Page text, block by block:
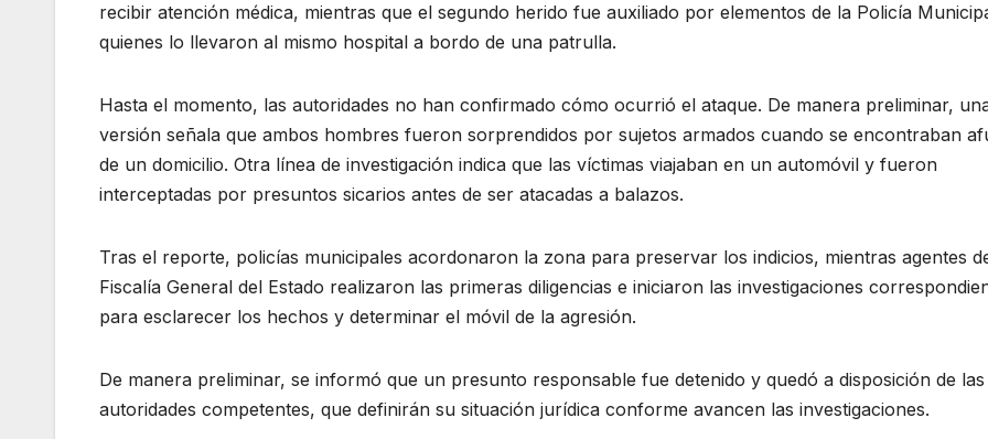
recibir atención médica, mientras que el segundo herido fue auxiliado por elementos de la Policía
quienes lo llevaron al mismo hospital a bordo de una patrulla.
Hasta el momento, las autoridades no han confirmado cómo ocurrió el ataque. De manera preliminar,
versión señala que ambos hombres fueron sorprendidos por sujetos armados cuando se encontraban
de un domicilio. Otra línea de investigación indica que las víctimas viajaban en un automóvil y fueron
interceptadas por presuntos sicarios antes de ser atacadas a balazos.
Tras el reporte, policías municipales acordonaron la zona para preservar los indicios, mientras agentes
Fiscalía General del Estado realizaron las primeras diligencias e iniciaron las investigaciones
para esclarecer los hechos y determinar el móvil de la agresión.
De manera preliminar, se informó que un presunto responsable fue detenido y quedó a disposición de las
autoridades competentes, que definirán su situación jurídica conforme avancen las investigaciones.